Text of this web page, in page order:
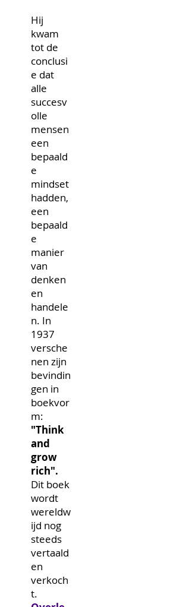
Hij
kwam
tot de
conclusi
e dat
alle
succesv
olle
mensen
een
bepaald
e
mindset
hadden,
een
bepaald
e
manier
van
denken
en
handele
n. In
1937
versche
nen zijn
bevindin
gen in
boekvor
m:
"Think
and
grow
rich".
Dit boek
wordt
wereldw
ijd nog
steeds
vertaald
en
verkoch
t.